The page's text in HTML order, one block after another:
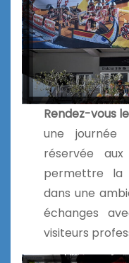
Rendez-vous
une journée
réservée
permettre la
dans une
échanges
visiteurs